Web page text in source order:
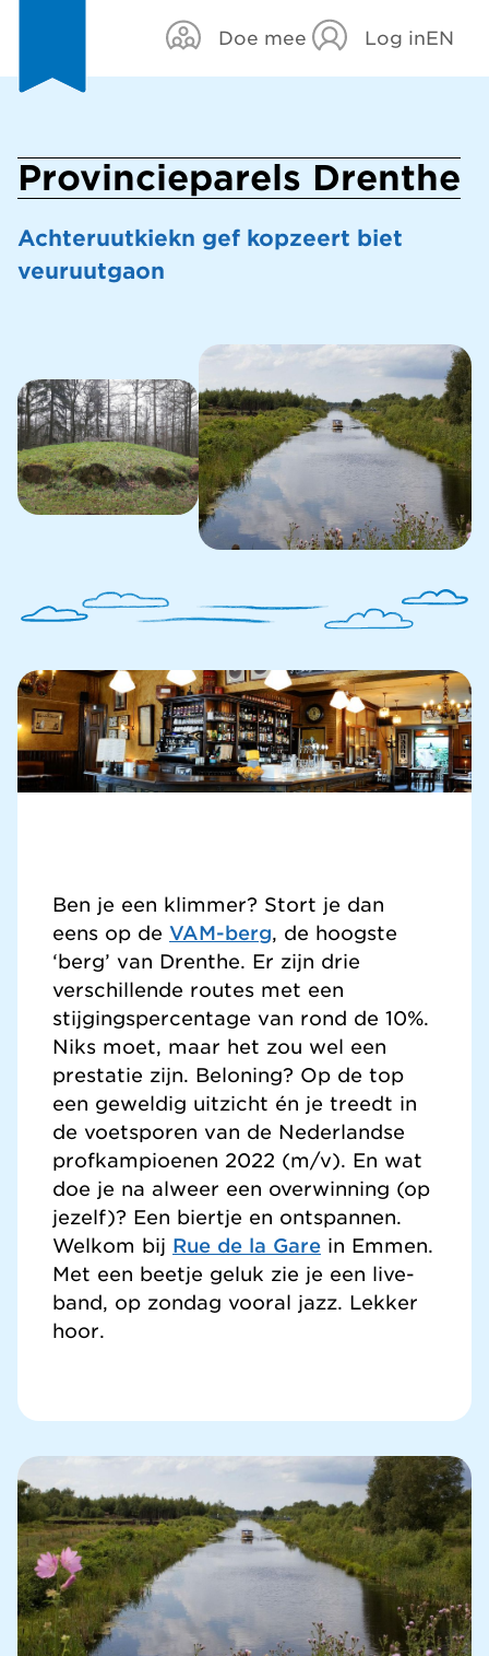
Doe mee Log inEN
Provincieparels Drenthe
Achteruutkiekn gef kopzeert biet
veuruutgaon
Ben je een klimmer? Stort je dan
eens op de VAM-berg, de hoogste
‘berg’ van Drenthe. Er zijn drie
verschillende routes met een
stijgingspercentage van rond de 10%.
Niks moet, maar het zou wel een
prestatie zijn. Beloning? Op de top
een geweldig uitzicht én je treedt in
de voetsporen van de Nederlandse
profkampioenen 2022 (m/v). En wat
doe je na alweer een overwinning (op
jezelf)? Een biertje en ontspannen.
Welkom bij Rue de la Gare in Emmen.
Met een beetje geluk zie je een live-
band, op zondag vooral jazz. Lekker
hoor.